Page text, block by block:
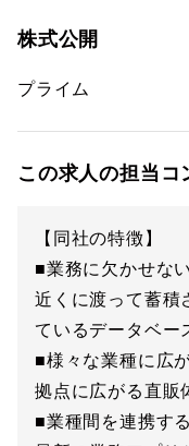
株式公開
プライム
この求人の担当コ
【同社の特徴】
■業務に欠かせな
近くに渡って蓄積
ているデータベー
■様々な業種に広
拠点に広がる直販
■業種間を連携す